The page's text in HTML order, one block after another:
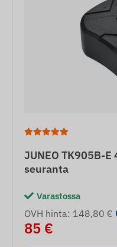
JUNEO TK905B-
seuranta
Varastossa
OVH hinta: 148,80 €
85 €